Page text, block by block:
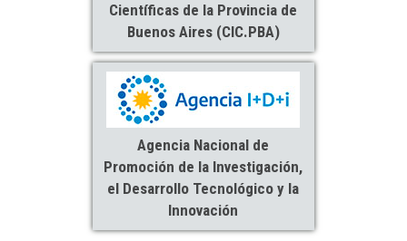
Científicas de la Provincia de
Buenos Aires (CIC.PBA)
Agencia Nacional de
Promoción de la Investigación,
el Desarrollo Tecnológico y la
Innovación